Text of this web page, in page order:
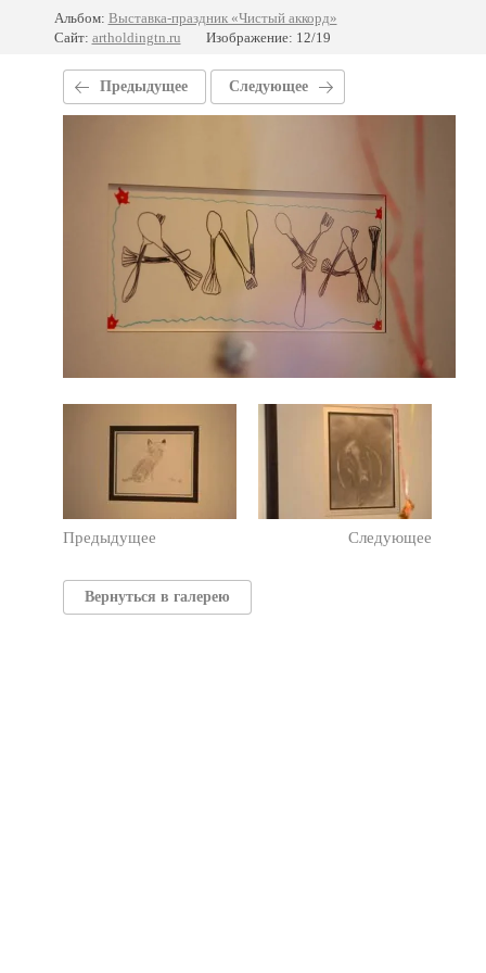
Альбом: Выставка-праздник «Чистый аккорд»
Сайт: artholdingtn.ru Изображение: 12/19
Предыдущее Следующее
Предыдущее Следующее
Вернуться в галерею